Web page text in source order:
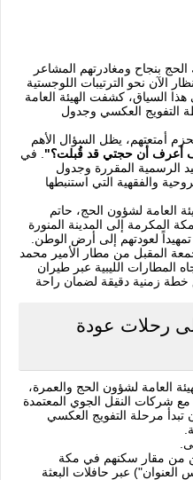
بنجاح ومغادرتهم المشاعر
الآن نحو الترتيبات اللوجستية
السياق، كشفت الهيئة العامة
التفويج العكسي وجدول
أمتعتهم، يظل السؤال الأهم
أعرف أن حجتي قد قُبلت؟" . في
الرسمية المقررة وجدول
والفقهية التي استنبطها
العامة لشؤون الحج، حاتم
المكرمة إلى المدينة المنورة
لعودتهم إلى أرض الوطن.
المقبل من مطار الأمير محمد
المطارات الليبية عبر طيران
خطة زمنية دقيقة لضمان راحة
رحلات عودة
العامة لشؤون الحج والعمرة،
مع شركات النقل الجوي المعتمدة
مرحلة التفويج العكسي
من مقار سكنهم في مكة
عبر حافلات البعثة